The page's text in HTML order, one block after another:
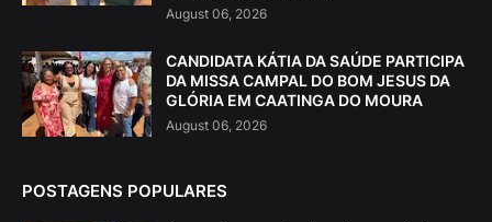
August 06, 2026
CANDIDATA KÁTIA DA SAÚDE PARTICIPA
DA MISSA CAMPAL DO BOM JESUS DA
GLÓRIA EM CAATINGA DO MOURA
August 06, 2026
POSTAGENS POPULARES